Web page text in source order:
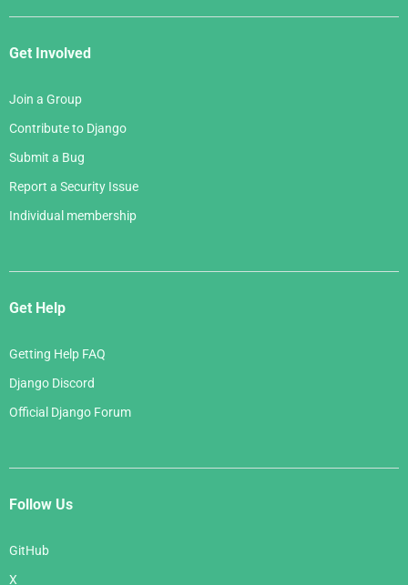
Get Involved
Join a Group
Contribute to Django
Submit a Bug
Report a Security Issue
Individual membership
Get Help
Getting Help FAQ
Django Discord
Official Django Forum
Follow Us
GitHub
X